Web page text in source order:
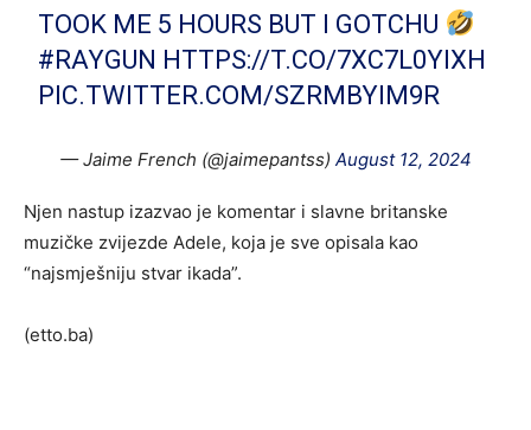
TOOK ME 5 HOURS BUT I GOTCHU
#RAYGUN HTTPS://T.CO/7XC7L0YIXH
PIC.TWITTER.COM/SZRMBYIM9R
— Jaime French (@jaimepantss) August 12, 2024
Njen nastup izazvao je komentar i slavne britanske
muzičke zvijezde Adele, koja je sve opisala kao
“najsmješniju stvar ikada”.
(etto.ba)